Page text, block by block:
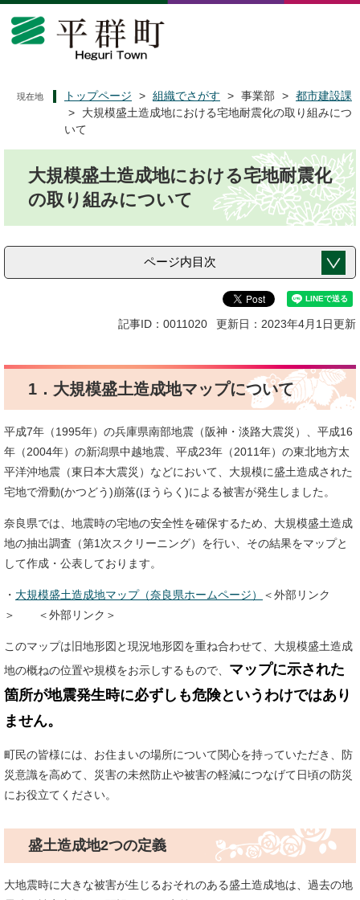
ペ
メ
現在地 トップページ > 組織でさがす > 事業部 > 都市建設課
>
大規模盛土造成地における宅地耐震化の取り組みにつ
いて
大規模盛土造成地における宅地耐震化
の取り組みについて
ページ内目次
記事ID：0011020 更新日：2023年4月1日更新
1．大規模盛土造成地マップについて
平成7年（1995年）の兵庫県南部地震（阪神・淡路大震災）、平成16
年（2004年）の新潟県中越地震、平成23年（2011年）の東北地方太
平洋沖地震（東日本大震災）などにおいて、大規模に盛土造成された
宅地で滑動(かつどう)崩落(ほうらく)による被害が発生しました。
奈良県では、地震時の宅地の安全性を確保するため、大規模盛土造成
地の抽出調査（第1次スクリーニング）を行い、その結果をマップと
して作成・公表しております。
・ 大規模盛土造成地マップ（奈良県ホームページ）
＜外部リンク
＞
＜外部リンク＞
このマップは旧地形図と現況地形図を重ね合わせて、大規模盛土造成
地の概ねの位置や規模をお示しするもので、 マップに示された
箇所が地震発生時に必ずしも危険というわけではあり
ません。
町民の皆様には、お住まいの場所について関心を持っていただき、防
災意識を高めて、災害の未然防止や被害の軽減につなげて日頃の防災
にお役立てください。
盛土造成地2つの定義
大地震時に大きな被害が生じるおそれのある盛土造成地は、過去の地